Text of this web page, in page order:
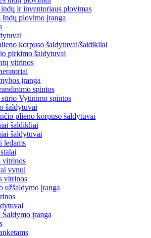
ir inventoriaus plovimas
Indų plovimo įranga
korpuso šaldytuvai/šaldikliai
pirkimo šaldytuvai
vitrinos
įranga
spintos
Vytinimo spintos
šaldytuvai
plieno korpuso šaldytuvai
šaldikliai
šaldytuvai
ledams
vitrinos
vynui
vitrinos
užšaldymo įranga
įranga